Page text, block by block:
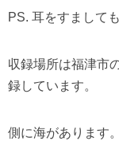
PS. 耳をすまして
収録場所は福津市
録しています。
側に海があります